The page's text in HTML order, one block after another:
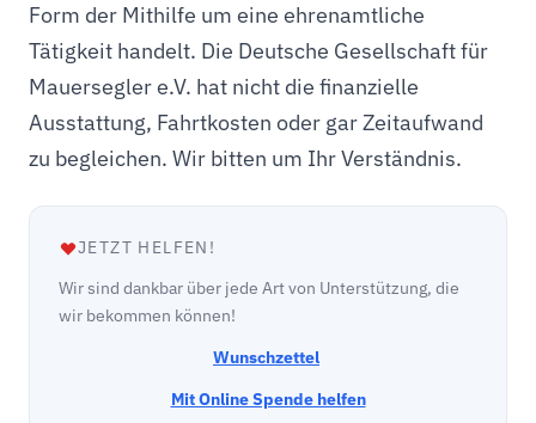
Form der Mithilfe um eine ehrenamtliche
Tätigkeit handelt. Die Deutsche Gesellschaft für
Mauersegler e.V. hat nicht die finanzielle
Ausstattung, Fahrtkosten oder gar Zeitaufwand
zu begleichen. Wir bitten um Ihr Verständnis.
JETZT HELFEN!
Wir sind dankbar über jede Art von Unterstützung, die
wir bekommen können!
Wunschzettel
Mit Online Spende helfen